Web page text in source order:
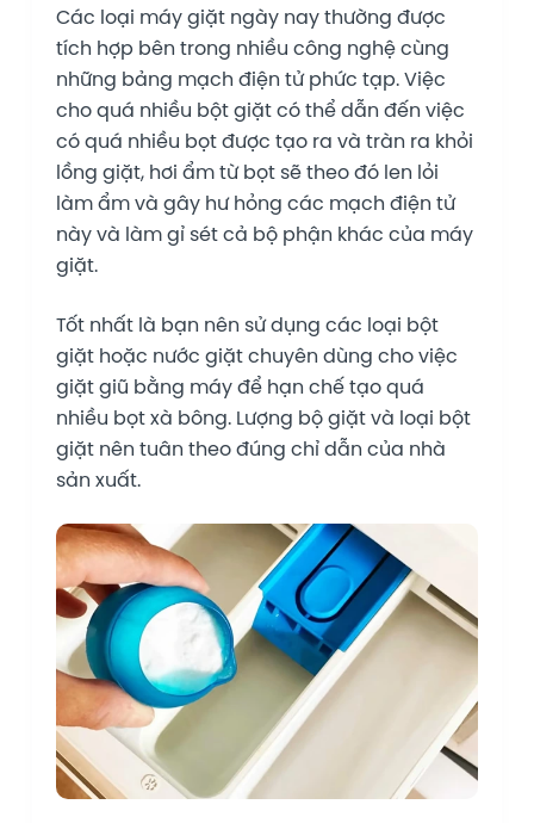
Các loại máy giặt ngày nay thường được
tích hợp bên trong nhiều công nghệ cùng
những bảng mạch điện tử phức tạp. Việc
cho quá nhiều bột giặt có thể dẫn đến việc
có quá nhiều bọt được tạo ra và tràn ra khỏi
lồng giặt, hơi ẩm từ bọt sẽ theo đó len lỏi
làm ẩm và gây hư hỏng các mạch điện tử
này và làm gỉ sét cả bộ phận khác của máy
giặt.
Tốt nhất là bạn nên sử dụng các loại bột
giặt hoặc nước giặt chuyên dùng cho việc
giặt giũ bằng máy để hạn chế tạo quá
nhiều bọt xà bông. Lượng bộ giặt và loại bột
giặt nên tuân theo đúng chỉ dẫn của nhà
sản xuất.